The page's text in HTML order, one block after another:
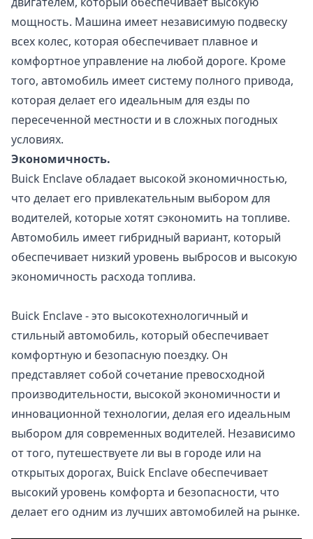
мощность. Машина имеет независимую подвеску
всех колес, которая обеспечивает плавное и
комфортное управление на любой дороге. Кроме
того, автомобиль имеет систему полного привода,
которая делает его идеальным для езды по
пересеченной местности и в сложных погодных
условиях.
Экономичность.
Buick Enclave обладает высокой экономичностью,
что делает его привлекательным выбором для
водителей, которые хотят сэкономить на топливе.
Автомобиль имеет гибридный вариант, который
обеспечивает низкий уровень выбросов и высокую
экономичность расхода топлива.
Buick Enclave - это высокотехнологичный и
стильный автомобиль, который обеспечивает
комфортную и безопасную поездку. Он
представляет собой сочетание превосходной
производительности, высокой экономичности и
инновационной технологии, делая его идеальным
выбором для современных водителей. Независимо
от того, путешествуете ли вы в городе или на
открытых дорогах, Buick Enclave обеспечивает
высокий уровень комфорта и безопасности, что
делает его одним из лучших автомобилей на рынке.